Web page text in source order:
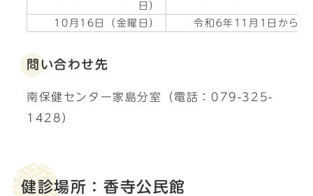
日）
10月16日（金曜日） 令和6年11月1日から
問い合わせ先
南保健センター家島分室（電話：079-325-
1428）
健診場所：香寺公民館